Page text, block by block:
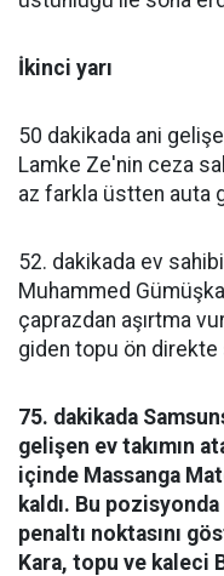
İkinci yarı
50 dakikada ani
Lamke Ze'nin ceza
az farkla üstten auta
52. dakikada ev sahibi
Muhammed
çaprazdan aşırtma
giden topu ön direkte
75. dakikada
gelişen ev takımın
içinde Massanga
kaldı. Bu
penaltı noktasını
Kara, topu ve kaleci